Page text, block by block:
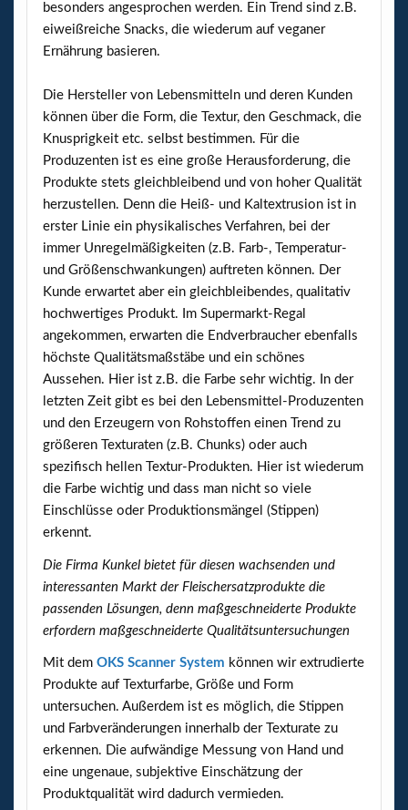
besonders angesprochen werden. Ein Trend sind z.B.
eiweißreiche Snacks, die wiederum auf veganer
Ernährung basieren.
Die Hersteller von Lebensmitteln und deren Kunden
können über die Form, die Textur, den Geschmack, die
Knusprigkeit etc. selbst bestimmen. Für die
Produzenten ist es eine große Herausforderung, die
Produkte stets gleichbleibend und von hoher Qualität
herzustellen. Denn die Heiß- und Kaltextrusion ist in
erster Linie ein physikalisches Verfahren, bei der
immer Unregelmäßigkeiten (z.B. Farb-, Temperatur-
und Größenschwankungen) auftreten können. Der
Kunde erwartet aber ein gleichbleibendes, qualitativ
hochwertiges Produkt. Im Supermarkt-Regal
angekommen, erwarten die Endverbraucher ebenfalls
höchste Qualitätsmaßstäbe und ein schönes
Aussehen. Hier ist z.B. die Farbe sehr wichtig. In der
letzten Zeit gibt es bei den Lebensmittel-Produzenten
und den Erzeugern von Rohstoffen einen Trend zu
größeren Texturaten (z.B. Chunks) oder auch
spezifisch hellen Textur-Produkten. Hier ist wiederum
die Farbe wichtig und dass man nicht so viele
Einschlüsse oder Produktionsmängel (Stippen)
erkennt.
Die Firma Kunkel bietet für diesen wachsenden und
interessanten Markt der Fleischersatzprodukte die
passenden Lösungen, denn maßgeschneiderte Produkte
erfordern maßgeschneiderte Qualitätsuntersuchungen
Mit dem OKS Scanner System können wir extrudierte
Produkte auf Texturfarbe, Größe und Form
untersuchen. Außerdem ist es möglich, die Stippen
und Farbveränderungen innerhalb der Texturate zu
erkennen. Die aufwändige Messung von Hand und
eine ungenaue, subjektive Einschätzung der
Produktqualität wird dadurch vermieden.